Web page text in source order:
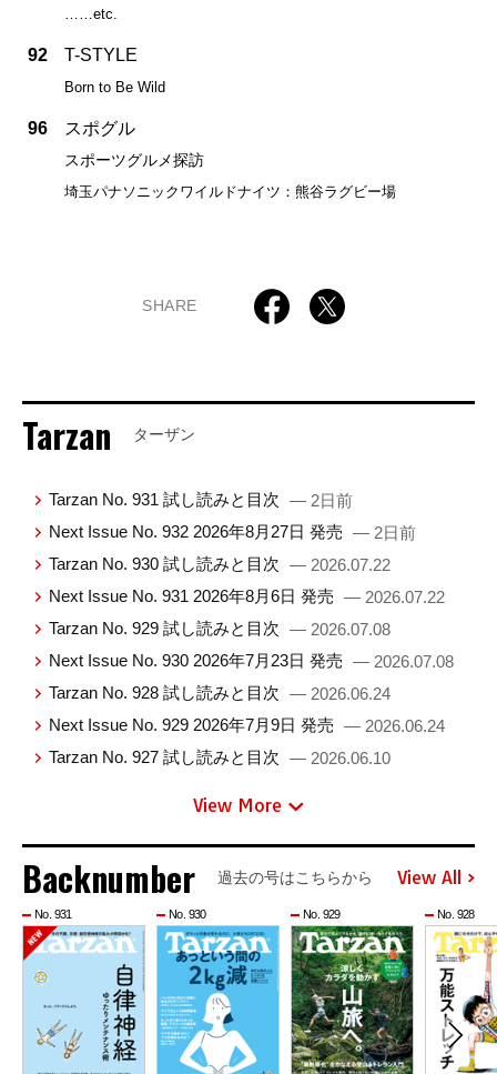
……etc.
92 T-STYLE
Born to Be Wild
96 スポグル
スポーツグルメ探訪
埼玉パナソニックワイルドナイツ：熊谷ラグビー場
SHARE
Tarzan ターザン
Tarzan No. 931 試し読みと目次 — 2日前
Next Issue No. 932 2026年8月27日 発売 — 2日前
Tarzan No. 930 試し読みと目次 — 2026.07.22
Next Issue No. 931 2026年8月6日 発売 — 2026.07.22
Tarzan No. 929 試し読みと目次 — 2026.07.08
Next Issue No. 930 2026年7月23日 発売 — 2026.07.08
Tarzan No. 928 試し読みと目次 — 2026.06.24
Next Issue No. 929 2026年7月9日 発売 — 2026.06.24
Tarzan No. 927 試し読みと目次 — 2026.06.10
View More
Backnumber 過去の号はこちらから View All
No. 931 No. 930 No. 929 No. 928